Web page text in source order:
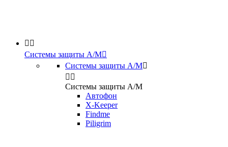
 
Системы защиты А/М
Системы защиты А/М
 
Системы защиты А/М
Автофон
X-Keeper
Findme
Piligrim